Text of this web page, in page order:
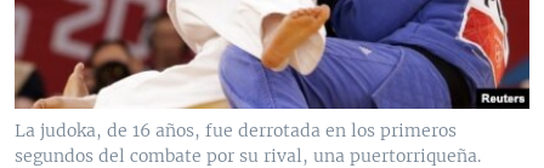
VENEZUELA
BRASIL
NICARAGUA
ECONOMÍA
ENTRETENIMIENTO Y CULTURA
TECNOLOGÍA
DEPORTES
MULTIMEDIA
VIDEOS
FOTOGRAFÍA
AUDIOS
PROGRAMAS TV
EL MUNDO AL DÍA
FORO INTERAMERICANO
RADIO
AVANCE INFORMATIVO
DIRECT
La judoka, de 16 años, fue derrotada en los primeros
segundos del combate por su rival, una puertorriqueña.